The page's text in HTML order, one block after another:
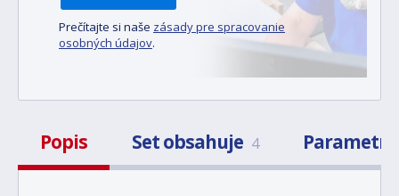
Prečítajte si naše zásady pre spracovanie
osobných údajov.
Popis Set obsahuje 4 Parametre